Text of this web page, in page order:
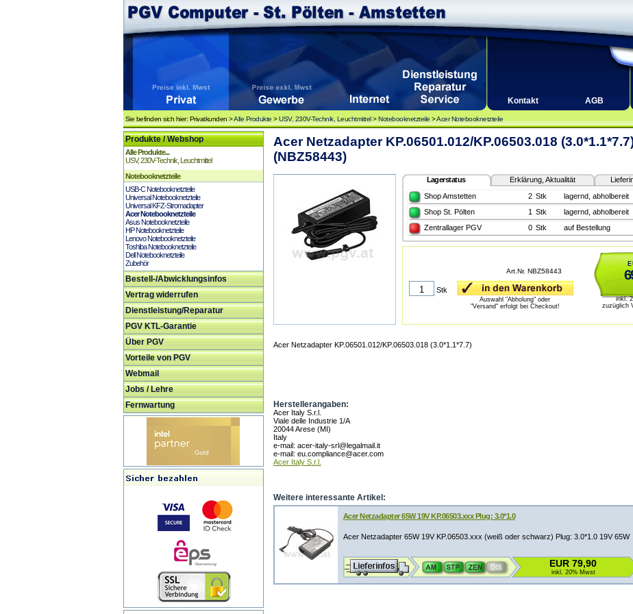
Kontakt AGB
Sie befinden sich hier: Privatkunden >Alle Produkte >USV, 230V-Technik, Leuchtmittel>Notebooknetzteile >Acer Notebooknetzteile
Produkte / Webshop
Alle Produkte...
USV, 230V-Technik, Leuchtmittel
Notebooknetzteile
USB-C Notebooknetzteile
Universal Notebooknetzteile
Universal KFZ-Stromadapter
Acer Notebooknetzteile
Asus Notebooknetzteile
HP Notebooknetzteile
Lenovo Notebooknetzteile
Toshiba Notebooknetzteile
Dell Notebooknetzteile
Zubehör
Bestell-/Abwicklungsinfos
Vertrag widerrufen
Dienstleistung/Reparatur
PGV KTL-Garantie
Über PGV
Vorteile von PGV
Webmail
Jobs / Lehre
Fernwartung
Acer Netzadapter KP.06501.012/KP.06503.018
(NBZ58443)
Lagerstatus Erklärung, Aktualität
Shop Amstetten
2 Stk
lagernd, abholbereit
Shop St. Pölten
1 Stk
lagernd, abholbereit
Zentrallager PGV
0 Stk auf Bestellung
inkl.
zuzüglich
Art.Nr. NBZ58443
Stk
Auswahl "Abholung" oder
"Versand" erfolgt bei Checkout!
Acer Netzadapter KP.06501.012/KP.06503.018 (3.0*1.1*7.7)
Herstellerangaben:
Acer Italy S.r.l.
Viale delle Industrie 1/A
20044 Arese (MI)
Italy
e-mail: acer-italy-srl@legalmail.it
e-mail: eu.compliance@acer.com
Acer Italy S.r.l.
Weitere interessante Artikel:
Acer Netzadapter 65W 19V KP.06503.xxx Plug: 3.0*1.0
Acer Netzadapter 65W 19V KP.06503.xxx (weiß oder schwarz) Plug: 3.0*1.0 19V 65W
EUR 79,90
inkl. 20% Mwst